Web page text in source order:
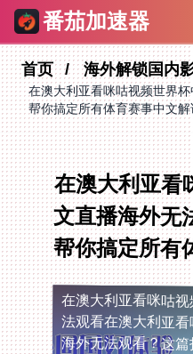
番茄加速器
首页 海外解锁国内
在澳大利亚看咪咕视频世界
帮你搞定所有体育赛事中文解
在澳大利亚看
文直播海外无
帮你搞定所有
在澳大利亚看咪咕
法观看在澳大利亚
海外无法观看